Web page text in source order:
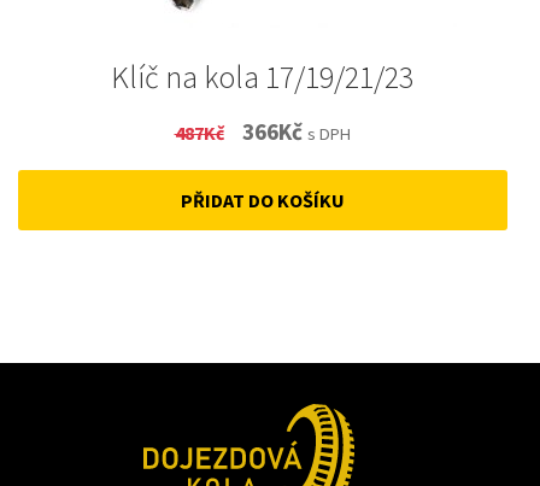
Klíč na kola 17/19/21/23
487Kč
Original
price
was:
366KčCurrent
price
is:
s DPH
PŘIDAT DO KOŠÍKU